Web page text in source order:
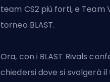
team CS2 più forti, e Team
torneo BLAST.
Ora, con i BLAST Rivals
chiedersi dove si svolgerà